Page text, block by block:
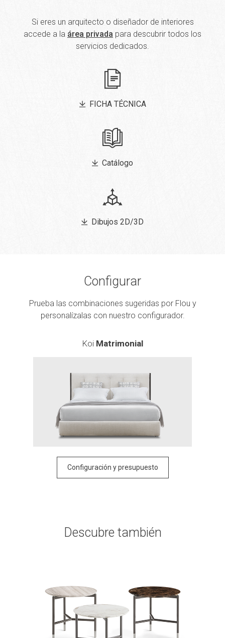
Si eres un arquitecto o diseñador de interiores
accede a la área privada para descubrir todos los
servicios dedicados.
FICHA TÉCNICA
Catálogo
Dibujos 2D/3D
Configurar
Prueba las combinaciones sugeridas por Flou y
personalízalas con nuestro configurador.
Koi Matrimonial
Configuración y presupuesto
Descubre también